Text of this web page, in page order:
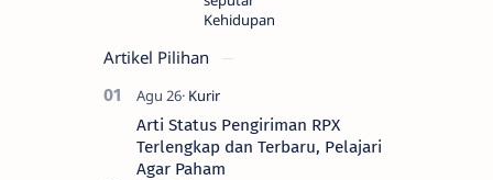
Kehidupan
Artikel Pilihan
Arti Status Pengiriman RPX
Terlengkap dan Terbaru, Pelajari
Agar Paham